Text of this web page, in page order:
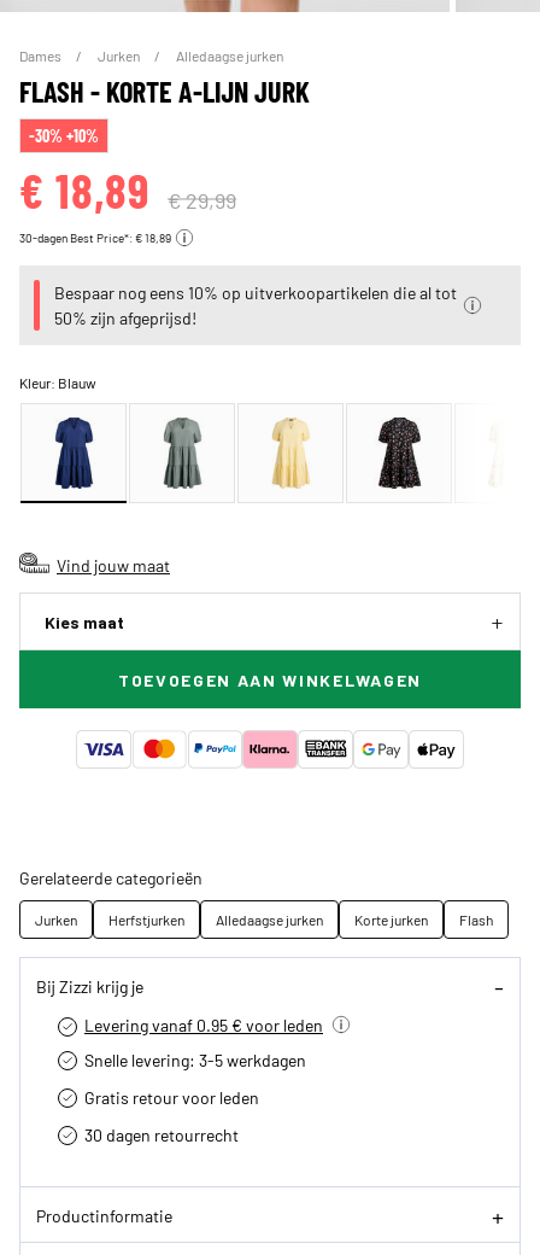
Dames Jurken Alledaagse jurken
FLASH - KORTE A-LIJN JURK
-30% +10%
€ 18,89 € 29,99
30-dagen Best Price*: € 18,89
Bespaar nog eens 10% op uitverkoopartikelen die al tot
50% zijn afgeprijsd!
Kleur: Blauw
Vind jouw maat
Kies maat
TOEVOEGEN AAN WINKELWAGEN
Gerelateerde categorieën
Jurken Herfstjurken Alledaagse jurken Korte jurken Flash
Bij Zizzi krijg je
Levering vanaf 0.95 € voor leden
Snelle levering: 3-5 werkdagen
Gratis retour voor leden
30 dagen retourrecht­
Productinformatie